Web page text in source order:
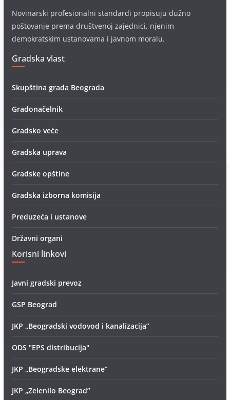
Novinarski profesionalni standardi propisuju dužno
poštovanje prema društvenoj zajednici, njenim
demokratskim ustanovama i javnom moralu.
Gradska vlast
Skupština grada Beograda
Gradonačelnik
Gradsko veće
Gradska uprava
Gradske opštine
Gradska izborna komisija
Preduzeća i ustanove
Državni organi
Korisni linkovi
Javni gradski prevoz
GSP Beograd
JKP „Beogradski vodovod i kanalizacija”
ODS "EPS distribucija"
JKP „Beogradske elektrane”
JKP „Zelenilo Beograd”